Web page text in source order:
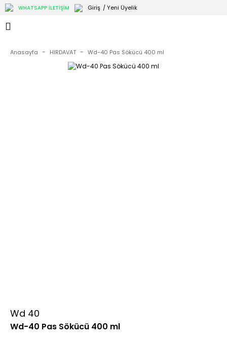
WHATSAPP İLETİŞİM Giriş / Yeni Üyelik
Anasayfa HIRDAVAT Wd-40 Pas Sökücü 400 ml
Wd 40
Wd-40 Pas Sökücü 400 ml